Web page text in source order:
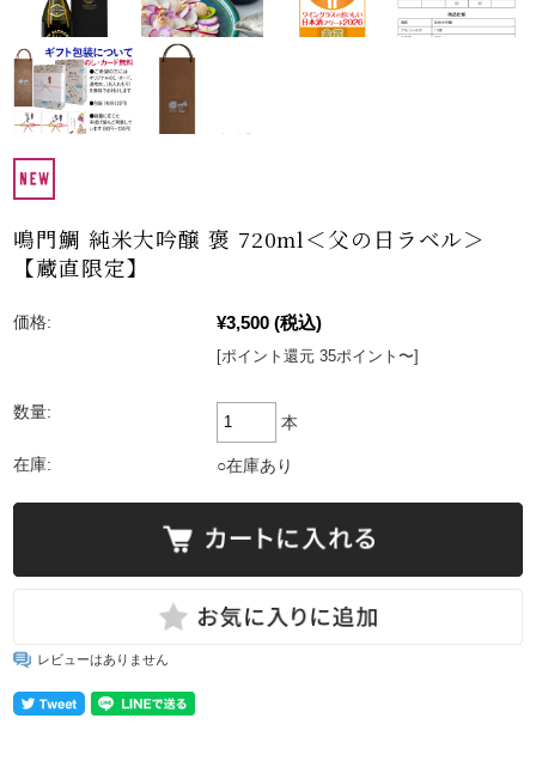
鳴門鯛 純米大吟醸 褒 720ml＜父の日ラベル＞
【蔵直限定】
価格: ¥3,500 (税込)
[ポイント還元 35ポイント〜]
数量:
本
在庫: ○在庫あり
レビューはありません